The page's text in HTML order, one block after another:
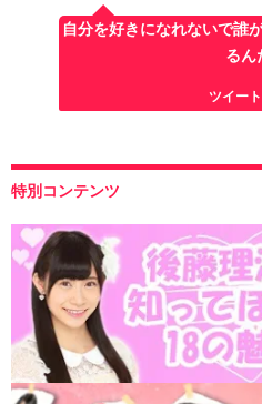
自分を好きになれないで誰
るん
ツイー
特別コンテンツ